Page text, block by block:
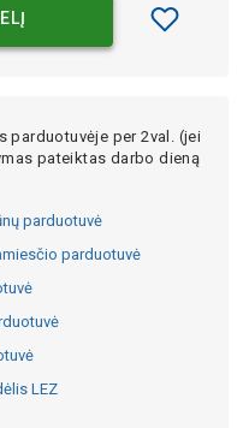
parduotuvėje per 2val. (jei
pateiktas darbo dieną
parduotuvė
parduotuvė
LEZ